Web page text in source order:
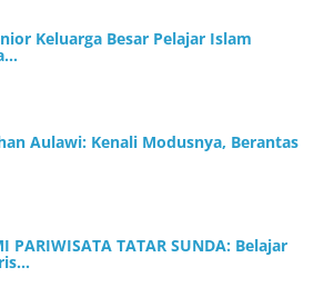
Keluarga Besar Pelajar Islam
Aulawi: Kenali Modusnya, Berantas
PARIWISATA TATAR SUNDA: Belajar